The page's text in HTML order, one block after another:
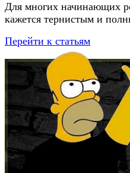
Для многих начинающих
кажется тернистым и
Перейти к статьям